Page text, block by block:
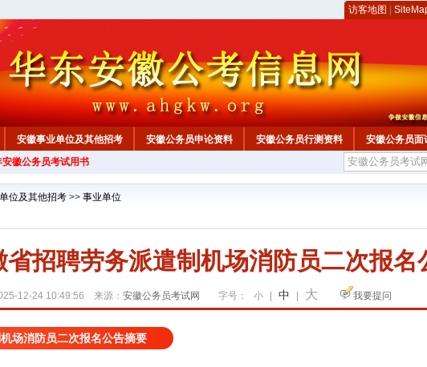
访客地图
安徽事业单位及其他招考 安徽公务员申论资料 安徽公务员行测资料 安徽公务员面
心徽公务员考试用书
位及其他招考 >> 事业单位
省招聘劳务派遣制机场消防员二次报名
12-24 10:49:56 来源： 安徽公务员考试网 字号： 小 中 大 我要提问
场消防员二次报名公告摘要